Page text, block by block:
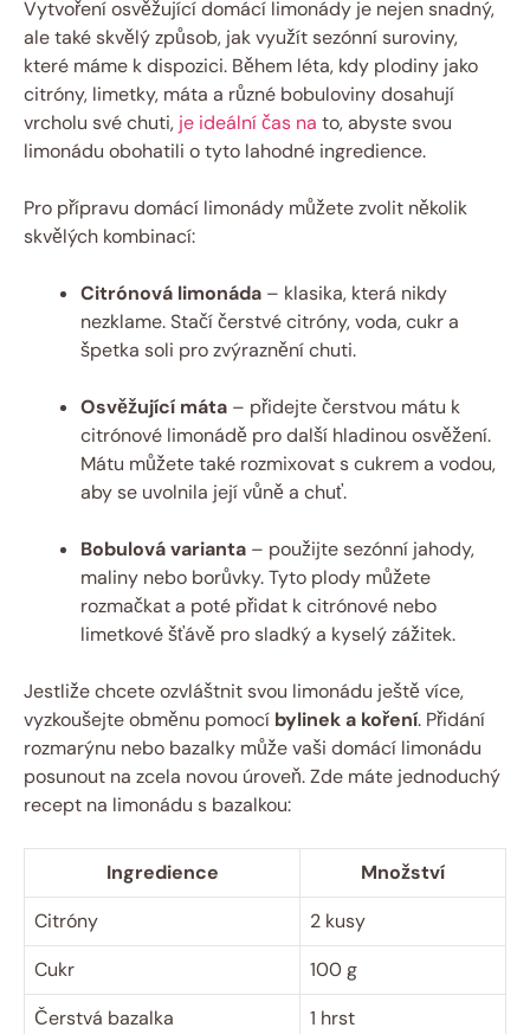
Vytvoření osvěžující domácí limonády je nejen snadný,
ale také skvělý způsob, jak využít sezónní suroviny,
které máme k dispozici. Během léta, kdy plodiny jako
citróny, limetky, máta a různé bobuloviny dosahují
vrcholu své chuti, je ideální čas na to, abyste svou
limonádu obohatili o tyto lahodné ingredience.
Pro přípravu domácí limonády můžete zvolit několik
skvělých kombinací:
Citrónová limonáda – klasika, která nikdy
nezklame. Stačí čerstvé citróny, voda, cukr a
špetka soli pro zvýraznění chuti.
Osvěžující máta – přidejte čerstvou mátu k
citrónové limonádě pro další hladinou osvěžení.
Mátu můžete také rozmixovat s cukrem a vodou,
aby se uvolnila její vůně a chuť.
Bobulová varianta – použijte sezónní jahody,
maliny nebo borůvky. Tyto plody můžete
rozmačkat a poté přidat k citrónové nebo
limetkové šťávě pro sladký a kyselý zážitek.
Jestliže chcete ozvláštnit svou limonádu ještě více,
vyzkoušejte obměnu pomocí bylinek a koření. Přidání
rozmarýnu nebo bazalky může vaši domácí limonádu
posunout na zcela novou úroveň. Zde máte jednoduchý
recept na limonádu s bazalkou:
Ingredience
Množství
Citróny
2 kusy
Cukr
100 g
Čerstvá bazalka
1 hrst